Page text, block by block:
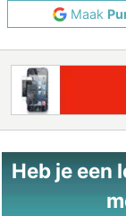
Maak
Heb je een